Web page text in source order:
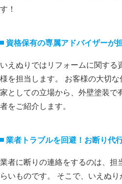
す！
資格保有の専属アドバイザーが
いえぬりではリフォームに関する
様を担当します。 お客様の大切な
家としての立場から、外壁塗装で
者をご紹介します。
業者トラブルを回避！お断り代
業者に断りの連絡をするのは、担
らいものです。 そこで、いえぬ